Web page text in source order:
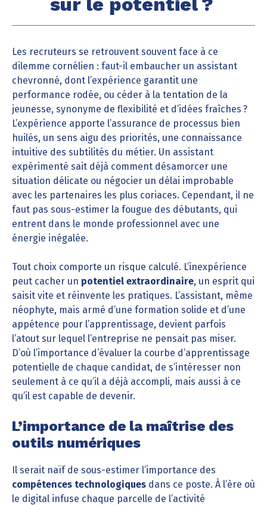
Les recruteurs se retrouvent souvent face à ce
dilemme cornélien : faut-il embaucher un assistant
chevronné, dont l’expérience garantit une
performance rodée, ou céder à la tentation de la
jeunesse, synonyme de flexibilité et d’idées fraîches ?
L’expérience apporte l’assurance de processus bien
huilés, un sens aigu des priorités, une connaissance
intuitive des subtilités du métier. Un assistant
expérimenté sait déjà comment désamorcer une
situation délicate ou négocier un délai improbable
avec les partenaires les plus coriaces. Cependant, il ne
faut pas sous-estimer la fougue des débutants, qui
entrent dans le monde professionnel avec une
énergie inégalée.
Tout choix comporte un risque calculé. L’inexpérience
peut cacher un potentiel extraordinaire, un esprit qui
saisit vite et réinvente les pratiques. L’assistant, même
néophyte, mais armé d’une formation solide et d’une
appétence pour l’apprentissage, devient parfois
l’atout sur lequel l’entreprise ne pensait pas miser.
D’où l’importance d’évaluer la courbe d’apprentissage
potentielle de chaque candidat, de s’intéresser non
seulement à ce qu’il a déjà accompli, mais aussi à ce
qu’il est capable de devenir.
L’importance de la maîtrise des
outils numériques
Il serait naïf de sous-estimer l’importance des
compétences technologiques dans ce poste. À l’ère où
le digital infuse chaque parcelle de l’activité